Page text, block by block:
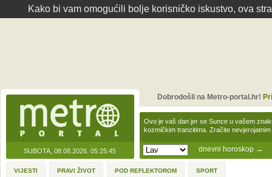
Kako bi vam omogućili bolje korisničko iskustvo, ova
SUBOTA, 08.08.2026. 05:25:45 dnevni horoskop →
Ovo je vaš dan jer se Sunce u vašem
kozmičkim tranzitima. Zračite
Dobrodošli na Metro-portal.hr!
VIJESTI PRAVI ŽIVOT POD REFLEKTOROM SPORT